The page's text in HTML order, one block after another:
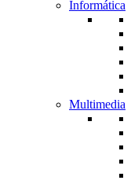
Informática
Multimedia